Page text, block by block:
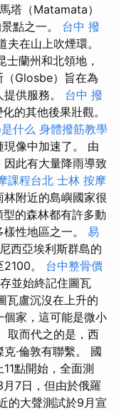
塔（Matamata）
點之一。 台中 撥
在山上吹煙環。
士蘭州和北領地，
（Glosbe）旨在為
供服務。 台中 撥
的其他後果壯觀。
什么 身體撥筋教學
像中加速了。 由
此有大量降雨導致
課程台北 士林 按摩
附近的島嶼國家很
型的森林都有許多動
性地區之一。 易
西亞埃利斯群島的
。 台中整骨價
並始終記住圖瓦
瓦盧沉沒在上升的
家，這可能是微小
取而代之的是，西
·倫敦有聯繫。 國
點開始，全面測
7日，但由於俄羅
的大聲測試於9月宣